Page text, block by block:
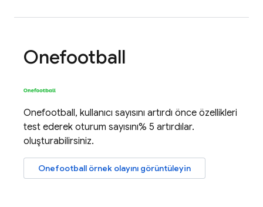
Onefootball
Onefootball, kullanıcı sayısını artırdı önce özellikleri
test ederek oturum sayısını% 5 artırdılar.
oluşturabilirsiniz.
Onefootball örnek olayını görüntüleyin